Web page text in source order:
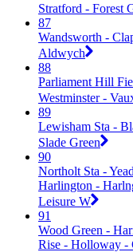
Stratford - Forest
87
Wandsworth -
Aldwych
88
Parliament Hill
Westminster -
89
Lewisham Sta -
Slade Green
90
Northolt Sta -
Harlington -
Leisure W
91
Wood Green -
Rise - Holloway -